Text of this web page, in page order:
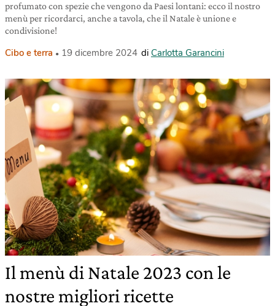
profumato con spezie che vengono da Paesi lontani: ecco il nostro
menù per ricordarci, anche a tavola, che il Natale è unione e
condivisione!
Cibo e terra 19 dicembre 2024 di Carlotta Garancini
Il menù di Natale 2023 con le
nostre migliori ricette